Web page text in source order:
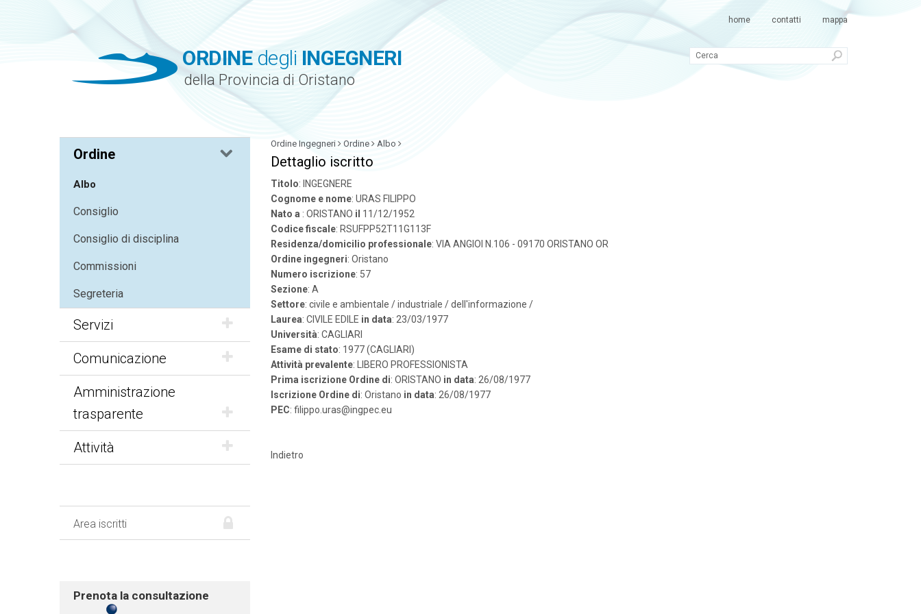
ORDINEdegli INGEGNERI
della Provincia di Oristano
home contatti mappa
Ordine
Albo
Consiglio
Consiglio di disciplina
Commissioni
Segreteria
Servizi
Comunicazione
Amministrazione
trasparente
Attività
Area iscritti
Prenota la consultazione
Ordine Ingegneri Ordine Albo
Dettaglio iscritto
Titolo: INGEGNERE
Cognome e nome: URAS FILIPPO
Nato a : ORISTANO il 11/12/1952
Codice fiscale: RSUFPP52T11G113F
Residenza/domicilio professionale: VIA ANGIOI N.106 - 09170 ORISTANO OR
Ordine ingegneri: Oristano
Numero iscrizione: 57
Sezione: A
Settore: civile e ambientale / industriale / dell'informazione /
Laurea: CIVILE EDILE in data: 23/03/1977
Università: CAGLIARI
Esame di stato: 1977 (CAGLIARI)
Attività prevalente: LIBERO PROFESSIONISTA
Prima iscrizione Ordine di: ORISTANO in data: 26/08/1977
Iscrizione Ordine di: Oristano in data: 26/08/1977
PEC: filippo.uras@ingpec.eu
Indietro